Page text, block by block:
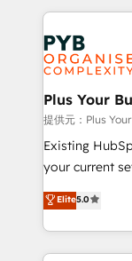
scalable retainers. Let’s make HubSpot
powerful
drive results.
Salesforce and
Marketing,
Generative
HubSpot
B2B SEO, paid
enterprise and
technology,
and industrial
implementations
across
Plus Your
提供元：Plus
Existing
your current set up. Want HubSpot
We'll
processes. Welcome to our Profile! We can help
with... • CRM
and team
Elite5.0